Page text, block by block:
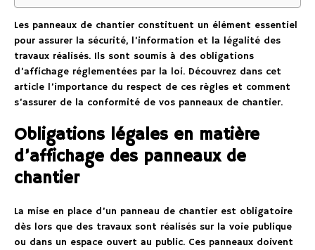
Les panneaux de chantier constituent un élément essentiel
pour assurer la sécurité, l’information et la légalité des
travaux réalisés. Ils sont soumis à des obligations
d’affichage réglementées par la loi. Découvrez dans cet
article l’importance du respect de ces règles et comment
s’assurer de la conformité de vos panneaux de chantier.
Obligations légales en matière
d’affichage des panneaux de
chantier
La mise en place d’un panneau de chantier est obligatoire
dès lors que des travaux sont réalisés sur la voie publique
ou dans un espace ouvert au public. Ces panneaux doivent